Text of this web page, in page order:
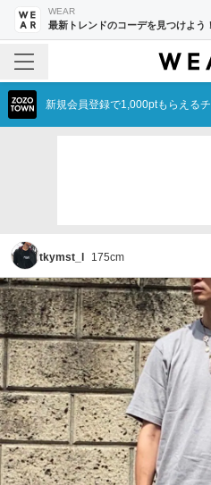
WEAR
最新トレンドのコーデを見つけよう！
新規会員登録で1,000ptもらえる
tkymst_l 175cm